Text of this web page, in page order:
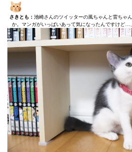
さきとも： 池崎さんのツイッターの風ちゃんと雷ちゃ
か。マンガがいっぱいあって気になったんですけど…